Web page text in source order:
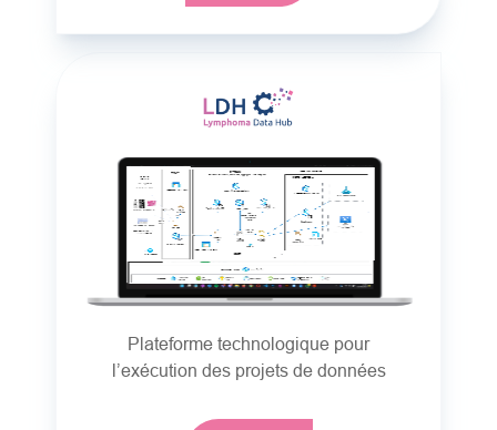
Plateforme technologique pour
l’exécution des projets de données